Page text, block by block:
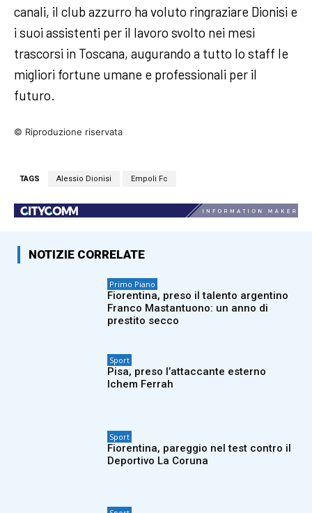
canali, il club azzurro ha voluto ringraziare Dionisi e
i suoi assistenti per il lavoro svolto nei mesi
trascorsi in Toscana, augurando a tutto lo staff le
migliori fortune umane e professionali per il
futuro.
© Riproduzione riservata
TAGS Alessio Dionisi Empoli Fc
NOTIZIE CORRELATE
Primo Piano
Fiorentina, preso il talento argentino
Franco Mastantuono: un anno di
prestito secco
Sport
Pisa, preso l’attaccante esterno
Ichem Ferrah
Sport
Fiorentina, pareggio nel test contro il
Deportivo La Coruna